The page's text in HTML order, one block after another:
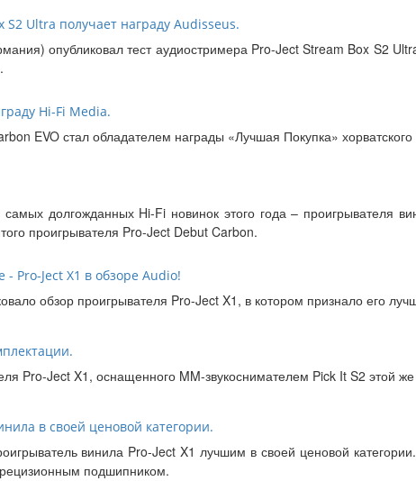
S2 Ultra получает награду Audisseus.
опубликовал тест аудиостримера Pro-Ject Stream Box S2
Hi-Fi Media.
EVO стал обладателем награды «Лучшая Покупка»
долгожданных Hi-Fi новинок этого года – проигрывателя
проигрывателя Pro-Ject Debut Carbon.
Pro-Ject X1 в обзоре Audio!
обзор проигрывателя Pro-Ject X1, в котором признало его
Pro-Ject X1, оснащенного MM-звукоснимателем Pick It S2 этой
в своей ценовой категории.
винила Pro-Ject X1 лучшим в своей ценовой
подшипником.